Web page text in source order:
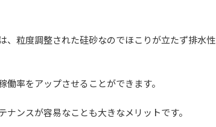
、粒度調整された硅砂なのでほこりが立たず排水性
働率をアップさせることができます。
ナンスが容易なことも大きなメリットです。